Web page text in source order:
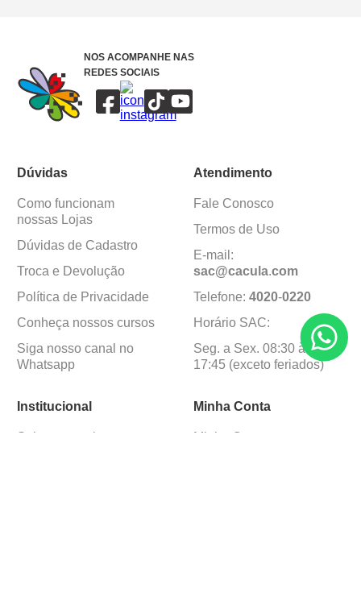
NOS ACOMPANHE NAS
REDES SOCIAIS
Dúvidas
Como funcionam
nossas Lojas
Dúvidas de Cadastro
Troca e Devolução
Política de Privacidade
Conheça nossos cursos
Siga nosso canal no
Whatsapp
Atendimento
Fale Conosco
Termos de Uso
E-mail:
sac@cacula.com
Telefone: 4020-0220
Horário SAC:
Seg. a Sex. 08:30 às
17:45 (exceto feriados)
Institucional
Sobre a caçula
Minha Conta
Minha Conta